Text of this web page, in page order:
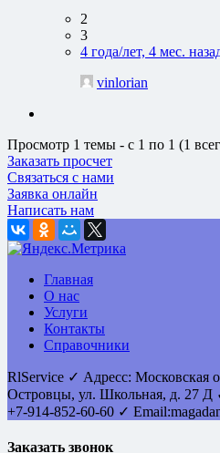
2
3
4 года/лет, 4 мес.
vinlorian
Просмотр 1 темы - с 1 по 1 (1
Заказать просчет
Связаться с нами
Заявка онлайн
Написать нам
Главная
О нас
Услуги
Контакты
Справочники
RlService ✓ Адресс: Московская
Островцы, ул. Школьная, д. 27 Д
+7-914-852-60-60 ✓ Email:
Заказать звонок